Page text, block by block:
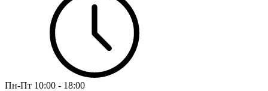
Пн-Пт 10:00 - 18:00